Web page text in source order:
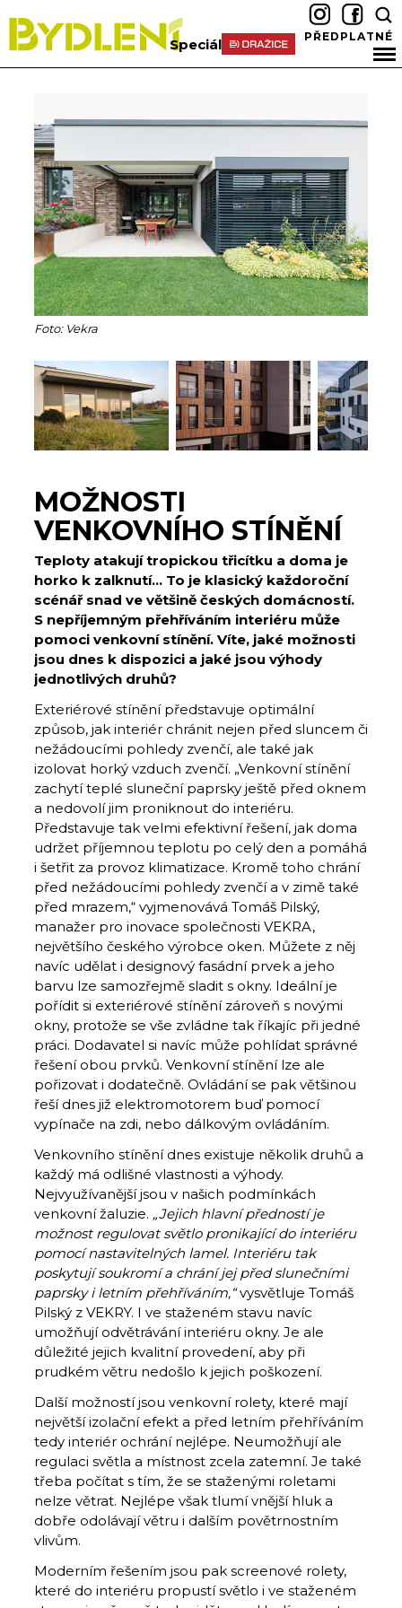
Speciál PŘEDPLATNÉ
Foto: Vekra
MOŽNOSTI
VENKOVNÍHO STÍNĚNÍ
Teploty atakují tropickou třicítku a doma je
horko k zalknutí… To je klasický každoroční
scénář snad ve většině českých domácností.
S nepříjemným přehříváním interiéru může
pomoci venkovní stínění. Víte, jaké možnosti
jsou dnes k dispozici a jaké jsou výhody
jednotlivých druhů?
Exteriérové stínění představuje optimální
způsob, jak interiér chránit nejen před sluncem či
nežádoucími pohledy zvenčí, ale také jak
izolovat horký vzduch zvenčí. „Venkovní stínění
zachytí teplé sluneční paprsky ještě před oknem
a nedovolí jim proniknout do interiéru.
Představuje tak velmi efektivní řešení, jak doma
udržet příjemnou teplotu po celý den a pomáhá
i šetřit za provoz klimatizace. Kromě toho chrání
před nežádoucími pohledy zvenčí a v zimě také
před mrazem,“ vyjmenovává Tomáš Pilský,
manažer pro inovace společnosti VEKRA,
největšího českého výrobce oken. Můžete z něj
navíc udělat i designový fasádní prvek a jeho
barvu lze samozřejmě sladit s okny. Ideální je
pořídit si exteriérové stínění zároveň s novými
okny, protože se vše zvládne tak říkajíc při jedné
práci. Dodavatel si navíc může pohlídat správné
řešení obou prvků. Venkovní stínění lze ale
pořizovat i dodatečně. Ovládání se pak většinou
řeší dnes již elektromotorem buď pomocí
vypínače na zdi, nebo dálkovým ovládáním.
Venkovního stínění dnes existuje několik druhů a
každý má odlišné vlastnosti a výhody.
Nejvyužívanější jsou v našich podmínkách
venkovní žaluzie. „Jejich hlavní předností je
možnost regulovat světlo pronikající do interiéru
pomocí nastavitelných lamel. Interiéru tak
poskytují soukromí a chrání jej před slunečními
paprsky i letním přehříváním,“vysvětluje Tomáš
Pilský z VEKRY. I ve staženém stavu navíc
umožňují odvětrávání interiéru okny. Je ale
důležité jejich kvalitní provedení, aby při
prudkém větru nedošlo k jejich poškození.
Další možností jsou venkovní rolety, které mají
největší izolační efekt a před letním přehříváním
tedy interiér ochrání nejlépe. Neumožňují ale
regulaci světla a místnost zcela zatemní. Je také
třeba počítat s tím, že se staženými roletami
nelze větrat. Nejlépe však tlumí vnější hluk a
dobře odolávají větru i dalším povětrnostním
vlivům.
Moderním řešením jsou pak screenové rolety,
které do interiéru propustí světlo i ve staženém